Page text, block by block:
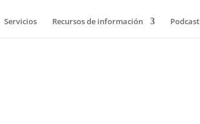
Servicios Recursos de información Podcast